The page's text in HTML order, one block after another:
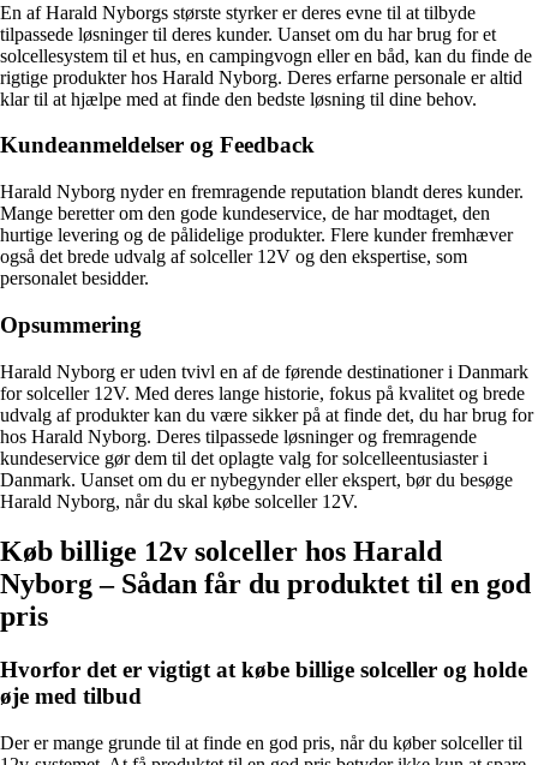
En af Harald Nyborgs største styrker er deres evne til at tilbyde
tilpassede løsninger til deres kunder. Uanset om du har brug for et
solcellesystem til et hus, en campingvogn eller en båd, kan du finde de
rigtige produkter hos Harald Nyborg. Deres erfarne personale er altid
klar til at hjælpe med at finde den bedste løsning til dine behov.
Kundeanmeldelser og Feedback
Harald Nyborg nyder en fremragende reputation blandt deres kunder.
Mange beretter om den gode kundeservice, de har modtaget, den
hurtige levering og de pålidelige produkter. Flere kunder fremhæver
også det brede udvalg af solceller 12V og den ekspertise, som
personalet besidder.
Opsummering
Harald Nyborg er uden tvivl en af de førende destinationer i Danmark
for solceller 12V. Med deres lange historie, fokus på kvalitet og brede
udvalg af produkter kan du være sikker på at finde det, du har brug for
hos Harald Nyborg. Deres tilpassede løsninger og fremragende
kundeservice gør dem til det oplagte valg for solcelleentusiaster i
Danmark. Uanset om du er nybegynder eller ekspert, bør du besøge
Harald Nyborg, når du skal købe solceller 12V.
Køb billige 12v solceller hos Harald
Nyborg – Sådan får du produktet til en god
pris
Hvorfor det er vigtigt at købe billige solceller og holde
øje med tilbud
Der er mange grunde til at finde en god pris, når du køber solceller til